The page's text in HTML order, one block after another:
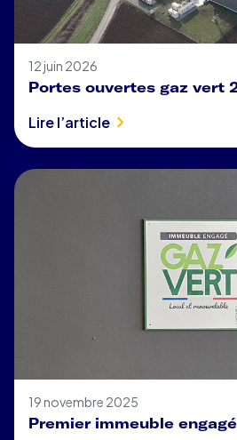
12 juin 2026
Portes ouvertes gaz vert
Lire l’article
19 novembre 2025
Premier immeuble